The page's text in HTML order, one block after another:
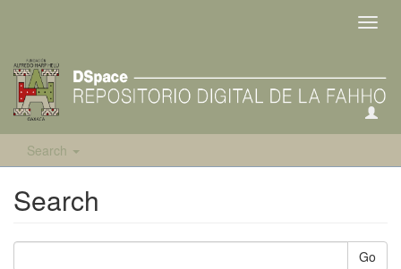
Search
Search
Go